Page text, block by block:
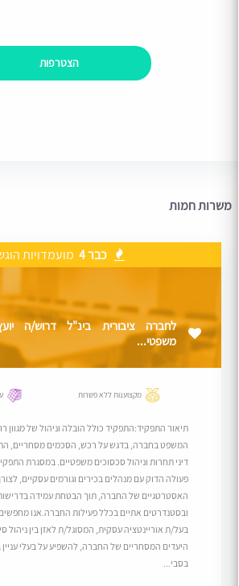
הצטרפות
משרות חמות
כבר 4 מועמדויות
לחברה ציבורית בינ"ל דרוש/ה
משפטי...
מקצוענות ללא פשרות
תיאור התפקיד:התפקיד כולל הובלה וניהול של מגוון
המשפט בחברה, בדגש על רכש, הסכמים מסחריים,
דיני תחרות וניהול סכסוכים משפטיים. במסגרת
פעולה הדוק עם מנהלים בכירים וגורמים עסקיים,
האסטרטגיים של החברה, תוך הבטחת עמידה בדרישות
ובסטנדרטים אתיים בכלל פעילות החברה.אנו
בעל/ת אוריינטציה עסקית, המסוגל/ת לאזן בין ניהול
היעדים המסחריים של החברה, להשפיע על בעלי עניין
בסבי...